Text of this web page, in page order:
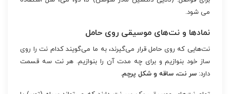
می شود.
نمادها و نت‌های موسیقی روی حامل
نت‌هایی که روی حامل قرار می‌گیرند، به ما می‌گویند کدام نت را روی
ساز خود بنوازیم و برای چه مدت آن را بنوازیم. هر نت سه قسمت
دارد: سر نت، ساقه و شکل پرچم.